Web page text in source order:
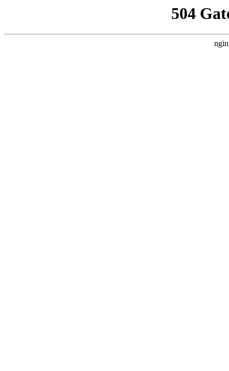
504